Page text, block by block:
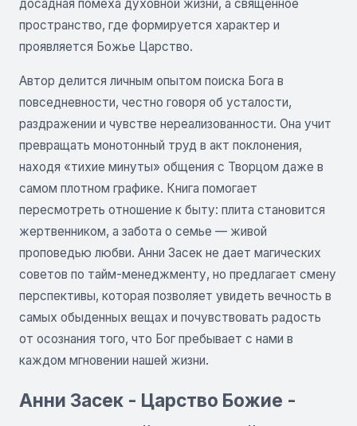
досадная помеха духовной жизни, а священное
пространство, где формируется характер и
проявляется Божье Царство.
Автор делится личным опытом поиска Бога в
повседневности, честно говоря об усталости,
раздражении и чувстве нереализованности. Она учит
превращать монотонный труд в акт поклонения,
находя «тихие минуты» общения с Творцом даже в
самом плотном графике. Книга помогает
пересмотреть отношение к быту: плита становится
жертвенником, а забота о семье — живой
проповедью любви. Анни Засек не дает магических
советов по тайм-менеджменту, но предлагает смену
перспективы, которая позволяет увидеть вечность в
самых обыденных вещах и почувствовать радость
от осознания того, что Бог пребывает с нами в
каждом мгновении нашей жизни.
Анни Засек - Царство Божие -